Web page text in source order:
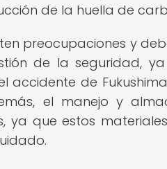
de la huella de
preocupaciones y
de la seguridad,
accidente de
el manejo y
ya que estos